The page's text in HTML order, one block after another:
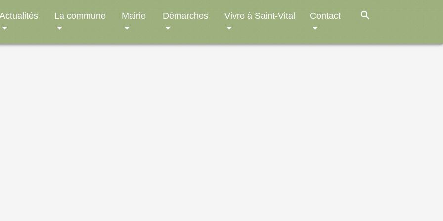
Actualités La commune Mairie Démarches Vivre à Saint-Vital Contact search